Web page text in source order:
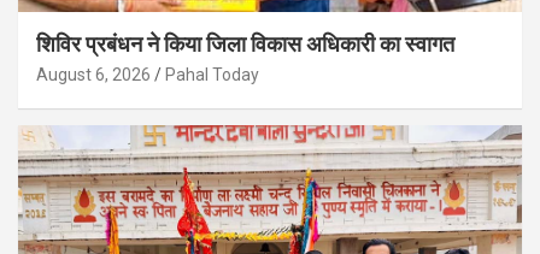
शिविर प्रबंधन ने किया जिला विकास अधिकारी का स्वागत
August 6, 2026 Pahal Today